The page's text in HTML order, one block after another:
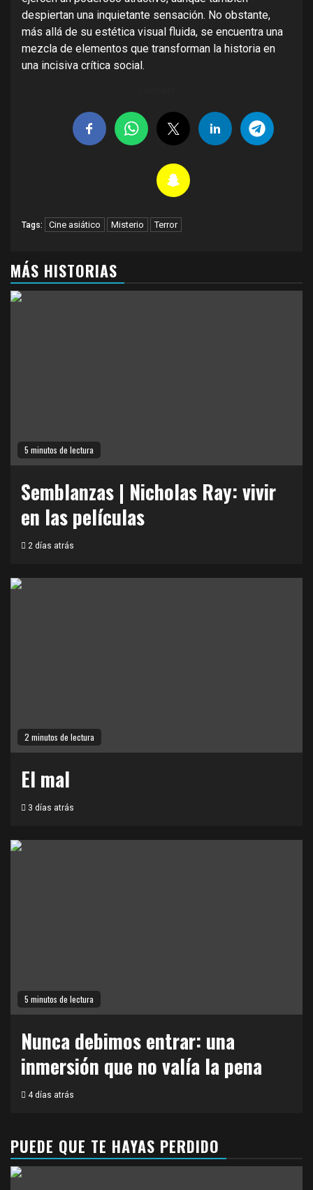
despiertan una inquietante sensación. No obstante,
más allá de su estética visual fluida, se encuentra una
mezcla de elementos que transforman la historia en
una incisiva crítica social.
Tags: Cine asiático Misterio Terror
MÁS HISTORIAS
5 minutos de lectura
Semblanzas | Nicholas Ray: vivir
en las películas
2 días atrás
2 minutos de lectura
El mal
3 días atrás
5 minutos de lectura
Nunca debimos entrar: una
inmersión que no valía la pena
4 días atrás
PUEDE QUE TE HAYAS PERDIDO